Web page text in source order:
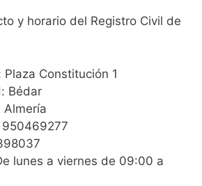
y horario del Registro Civil de
Plaza Constitución 1
Bédar
Almería
lunes a viernes de 09:00 a